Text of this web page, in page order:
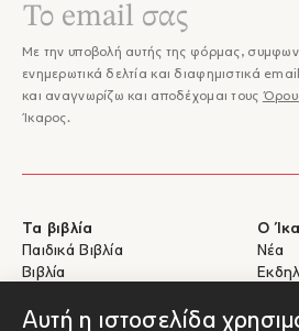
Αυτή η ιστοσελίδα
Με την υποβολή αυτής της φόρμας,
ενημερωτικά δελτία και διαφημιστικά
και αναγνωρίζω και αποδέχομαι τους
Ίκαρος.
Τα βιβλία
Παιδικά Βιβλία
Βιβλία
Ο
Νέα